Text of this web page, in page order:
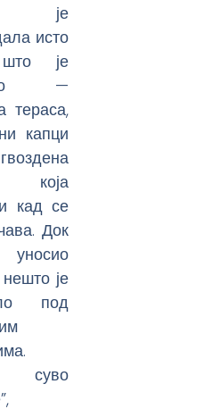
је
исто
је
—
тераса,
капци
која
кад се
Док
је
под
суво